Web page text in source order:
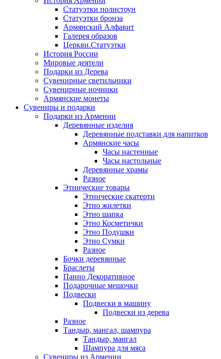
Статуэтки полистоун
Статуэтки бронза
Армянский Алфавит
Галерея образов
Церкви.Статуэтки
История России
Мировые деятели
Подарки из Дерева
Сувенирные светильники
Сувенирные ночники
Армянские монеты
Сувениры и подарки
Подарки из Армении
Деревянные изделия
Деревянные подставки для напитков
Армянские часы
Часы настенные
Часы настольные
Деревянные храмы
Разное
Этнические товары
Этнические скатерти
Этно жилетки
Этно шапка
Этно Косметички
Этно Подушки
Этно Сумки
Разное
Бочки деревянные
Браслеты
Панно Декоративное
Подарочные мешочки
Подвески
Подвески в машину
Подвески из дерева
Разное
Тандыр, мангал, шампура
Тандыр, мангал
Шампура для мяса
Сувениры из Армении